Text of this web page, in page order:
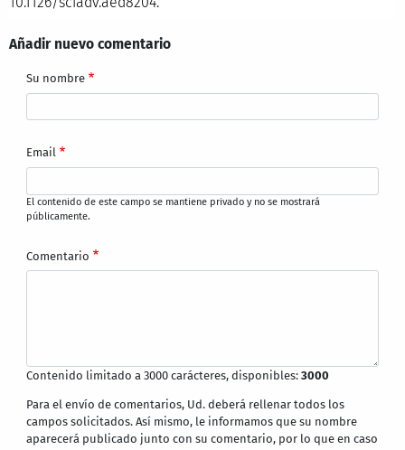
Añadir nuevo comentario
Su nombre
Email
El contenido de este campo se mantiene privado y no se mostrará
públicamente.
Comentario
Contenido limitado a 3000 carácteres, disponibles:3000
Para el envío de comentarios, Ud. deberá rellenar todos los
campos solicitados. Así mismo, le informamos que su nombre
aparecerá publicado junto con su comentario, por lo que en caso